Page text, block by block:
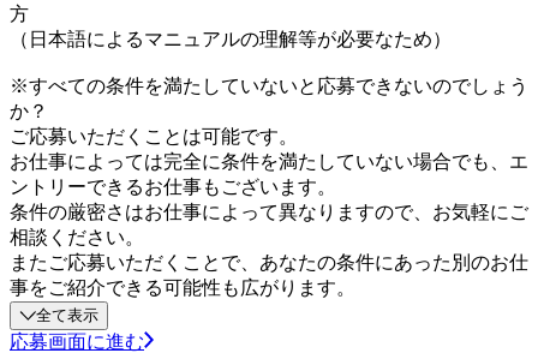
方
（日本語によるマニュアルの理解等が必要なため）
※すべての条件を満たしていないと応募できないのでしょう
か？
ご応募いただくことは可能です。
お仕事によっては完全に条件を満たしていない場合でも、エ
ントリーできるお仕事もございます。
条件の厳密さはお仕事によって異なりますので、お気軽にご
相談ください。
またご応募いただくことで、あなたの条件にあった別のお仕
事をご紹介できる可能性も広がります。
全て表示
応募画面に進む